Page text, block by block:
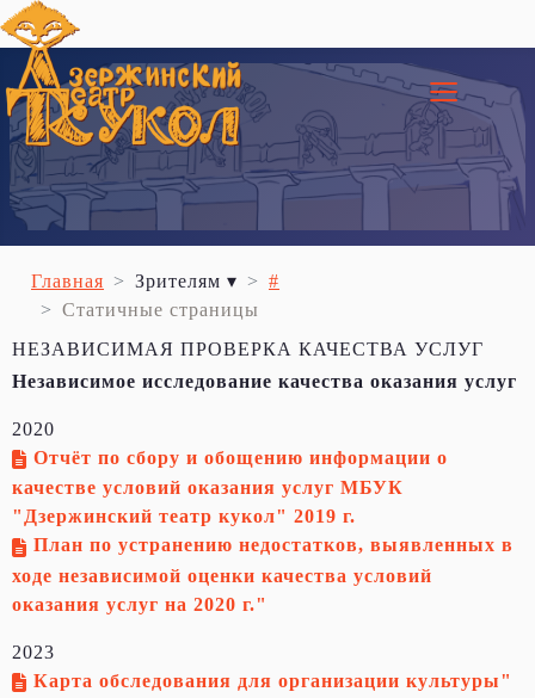
Главная Зрителям ▾
#
Статичные страницы
НЕЗАВИСИМАЯ ПРОВЕРКА КАЧЕСТВА УСЛУГ
Независимое исследование качества оказания услуг
2020
Отчёт по сбору и обощению информации о
качестве условий оказания услуг МБУК
"Дзержинский театр кукол" 2019 г.
План по устранению недостатков, выявленных в
ходе независимой оценки качества условий
оказания услуг на 2020 г."
2023
Карта обследования для организации культуры"
≡